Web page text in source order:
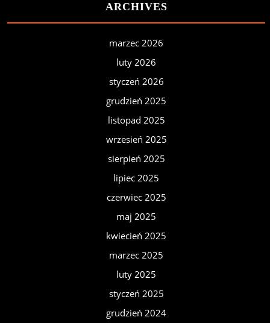
ARCHIVES
marzec 2026
luty 2026
styczeń 2026
grudzień 2025
listopad 2025
wrzesień 2025
sierpień 2025
lipiec 2025
czerwiec 2025
maj 2025
kwiecień 2025
marzec 2025
luty 2025
styczeń 2025
grudzień 2024